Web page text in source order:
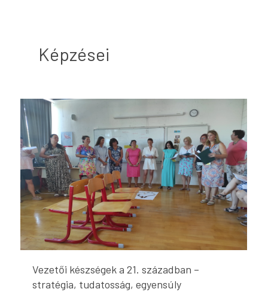
Képzései
Vezetői készségek a 21. században –
stratégia, tudatosság, egyensúly